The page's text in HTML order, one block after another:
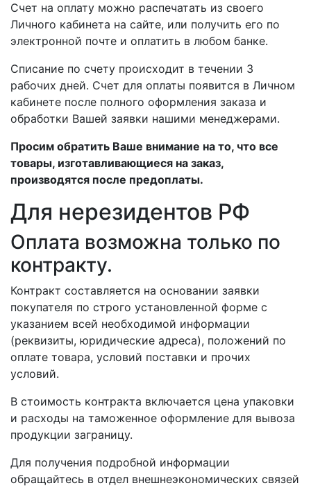
Счет на оплату можно распечатать из своего
Личного кабинета на сайте, или получить его по
электронной почте и оплатить в любом банке.
Списание по счету происходит в течении 3
рабочих дней. Счет для оплаты появится в Личном
кабинете после полного оформления заказа и
обработки Вашей заявки нашими менеджерами.
Просим обратить Ваше внимание на то, что все
товары, изготавливающиеся на заказ,
производятся после предоплаты.
Для нерезидентов РФ
Оплата возможна только по
контракту.
Контракт составляется на основании заявки
покупателя по строго установленной форме с
указанием всей необходимой информации
(реквизиты, юридические адреса), положений по
оплате товара, условий поставки и прочих
условий.
В стоимость контракта включается цена упаковки
и расходы на таможенное оформление для вывоза
продукции заграницу.
Для получения подробной информации
обращайтесь в отдел внешнеэкономических связей